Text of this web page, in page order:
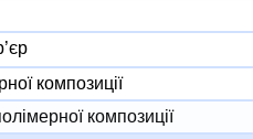
композиції
композиції